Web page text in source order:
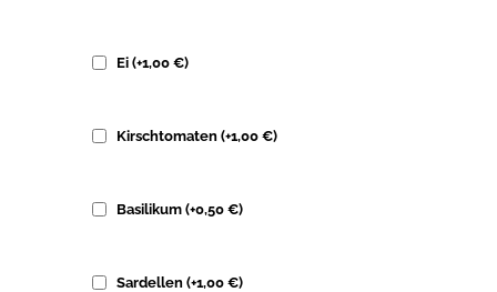
Ei (+1,00 €)
Kirschtomaten (+1,00 €)
Basilikum (+0,50 €)
Sardellen (+1,00 €)